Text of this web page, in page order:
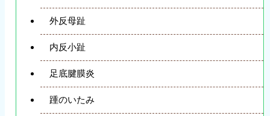
外反母趾
内反小趾
足底腱膜炎
踵のいたみ